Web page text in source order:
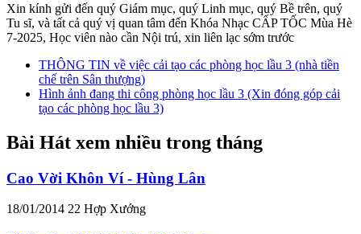
Xin kính gửi đến quý Giám mục, quý Linh mục, quý Bề trên, quý
Tu sĩ, và tất cả quý vị quan tâm đến Khóa Nhạc CẤP TỐC Mùa Hè
7-2025, Học viên nào cần Nội trú, xin liên lạc sớm trước
THÔNG TIN về việc cải tạo các phòng học lầu 3 (nhà tiền
chế trên Sân thượng)
Hình ảnh đang thi công phòng học lầu 3 (Xin đóng góp cải
tạo các phòng học lầu 3)
Bài Hát xem nhiều trong tháng
Cao Vời Khôn Ví - Hùng Lân
18/01/2014 22 Hợp Xướng